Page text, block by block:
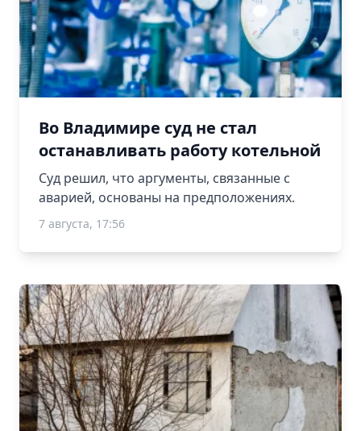
Во Владимире суд не стал
останавливать работу котельной
Суд решил, что аргументы, связанные с
аварией, основаны на предположениях.
7 августа, 17:56